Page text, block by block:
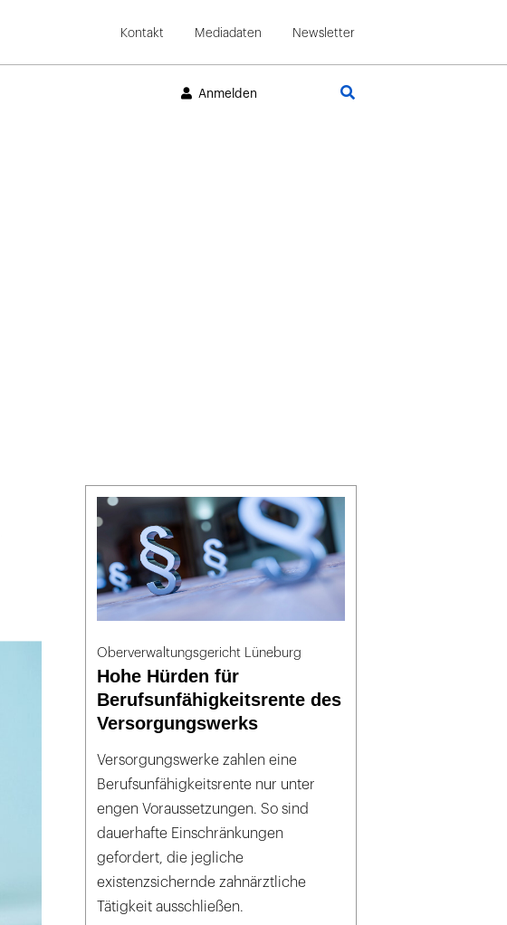
Kontakt Mediadaten Newsletter
Anmelden
Oberverwaltungsgericht Lüneburg
Hohe Hürden für
Berufsunfähigkeitsrente des
Versorgungswerks
Versorgungswerke zahlen eine
Berufsunfähigkeitsrente nur unter
engen Voraussetzungen. So sind
dauerhafte Einschränkungen
gefordert, die jegliche
existenzsichernde zahnärztliche
Tätigkeit ausschließen.